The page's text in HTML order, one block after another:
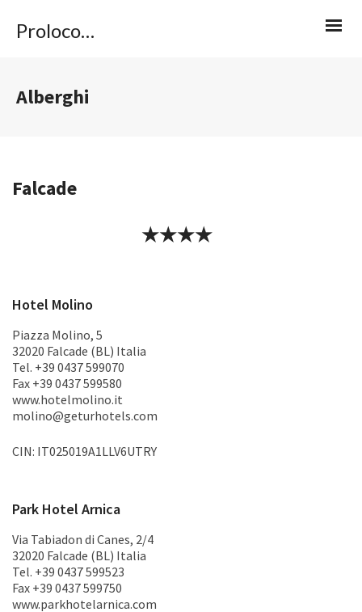
Proloco Caviola
Alberghi
Falcade
★★★★
Hotel Molino
Piazza Molino, 5
32020 Falcade (BL) Italia
Tel. +39 0437 599070
Fax +39 0437 599580
www.hotelmolino.it
molino@geturhotels.com
CIN: IT025019A1LLV6UTRY
Park Hotel Arnica
Via Tabiadon di Canes, 2/4
32020 Falcade (BL) Italia
Tel. +39 0437 599523
Fax +39 0437 599750
www.parkhotelarnica.com